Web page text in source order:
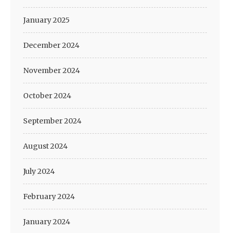
January 2025
December 2024
November 2024
October 2024
September 2024
August 2024
July 2024
February 2024
January 2024